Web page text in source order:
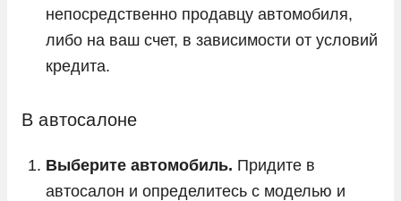
непосредственно продавцу автомобиля,
либо на ваш счет, в зависимости от условий
кредита.
В автосалоне
Выберите автомобиль. Придите в
автосалон и определитесь с моделью и